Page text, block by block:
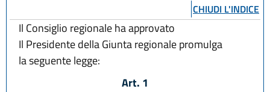
CHIUDI L'INDICE
Il Consiglio regionale ha approvato
Il Presidente della Giunta regionale promulga
la seguente legge:
Art. 1